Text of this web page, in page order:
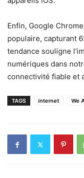
Enfin, Google
populaire, capturant
tendance souligne
numériques dans
connectivité fiable et
TAGS internet We